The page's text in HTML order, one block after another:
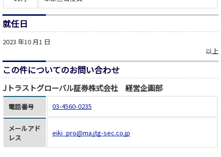
就任日
2023 年10 月1 日
以上
この件についてのお問い合わせ
Jトラストグローバル証券株式会社 経営企画部
電話番号 03-4560-0235
メールアド
レス
eiki_pro@ma.jtg-sec.co.jp